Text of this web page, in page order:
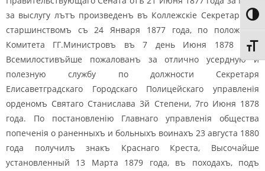
за выслугу лътъ произведенъ въ Коллежскіе Секретари, со
старшинствомъ съ 24 Января 1877 года, по положенію
Комитета ГГ.Министровъ въ 7 день Июня 1878 года
Всемилостивъйше пожалованъ за отлично усердную и
полезную службу по должности Секретаря
Елисаветградскаго Городскаго Полицейскаго управленія
орденомъ Святаго Станислава 3й Степени, 7го Июня 1878
года. По постановленію Главнаго управленія общества
попеченія о раненныхъ и больныхъ воинахъ 23 августа 1880
года получилъ знакъ Краснаго Креста, Высочайше
установленный 13 Марта 1879 года, въ походахъ, подъ